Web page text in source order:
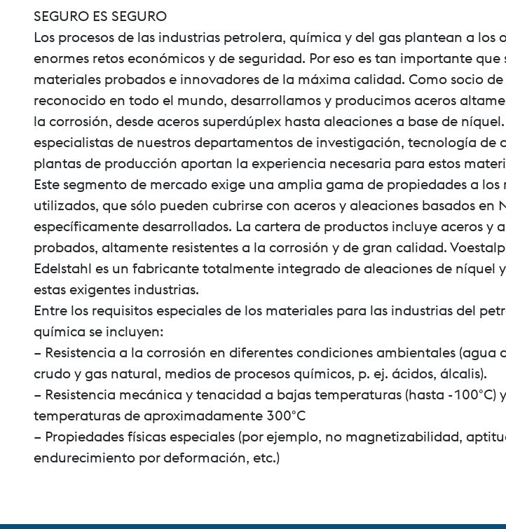
SEGURO ES SEGURO
Los procesos de las industrias petrolera, química y del gas plantean a los
enormes retos económicos y de seguridad. Por eso es tan importante que
materiales probados e innovadores de la máxima calidad. Como socio
reconocido en todo el mundo, desarrollamos y producimos aceros
la corrosión, desde aceros superdúplex hasta aleaciones a base de
especialistas de nuestros departamentos de investigación, tecnología de
plantas de producción aportan la experiencia necesaria para estos
Este segmento de mercado exige una amplia gama de propiedades a los
utilizados, que sólo pueden cubrirse con aceros y aleaciones basados en
específicamente desarrollados. La cartera de productos incluye aceros y
probados, altamente resistentes a la corrosión y de gran calidad.
Edelstahl es un fabricante totalmente integrado de aleaciones de níquel
estas exigentes industrias.
Entre los requisitos especiales de los materiales para las industrias del
química se incluyen:
– Resistencia a la corrosión en diferentes condiciones ambientales (agua
crudo y gas natural, medios de procesos químicos, p. ej. ácidos, álcalis).
– Resistencia mecánica y tenacidad a bajas temperaturas (hasta -100°C)
temperaturas de aproximadamente 300°C
– Propiedades físicas especiales (por ejemplo, no magnetizabilidad,
endurecimiento por deformación, etc.)
voestalpine AG Información legal